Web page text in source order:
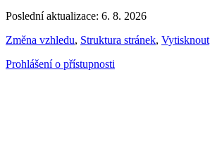
Poslední aktualizace: 6. 8. 2026
Změna vzhledu, Struktura stránek, Vytisknout
Prohlášení o přístupnosti